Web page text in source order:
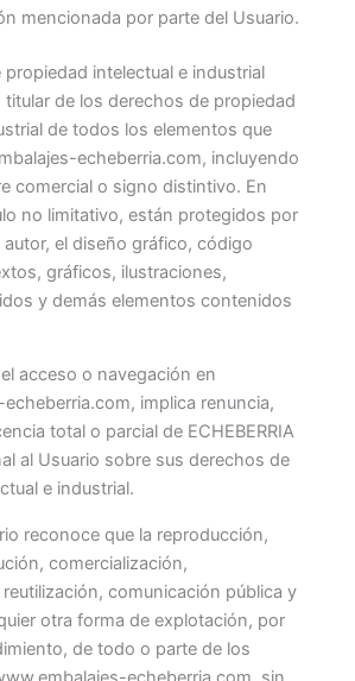
mencionada por parte del Usuario.
propiedad intelectual e industrial
titular de los derechos de propiedad
de todos los elementos que
echeberria.com, incluyendo
comercial o signo distintivo. En
no limitativo, están protegidos por
el diseño gráfico, código
gráficos, ilustraciones,
y demás elementos contenidos
acceso o navegación en
implica renuncia,
total o parcial de ECHEBERRIA
al Usuario sobre sus derechos de
e industrial.
reconoce que la reproducción,
comercialización,
comunicación pública y
otra forma de explotación, por
de todo o parte de los